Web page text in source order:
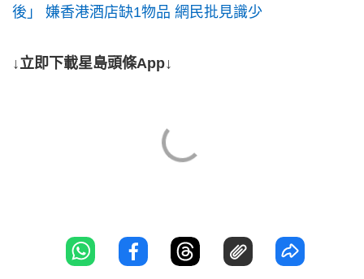
後」 嫌香港酒店缺1物品 網民批見識少
↓立即下載星島頭條App↓